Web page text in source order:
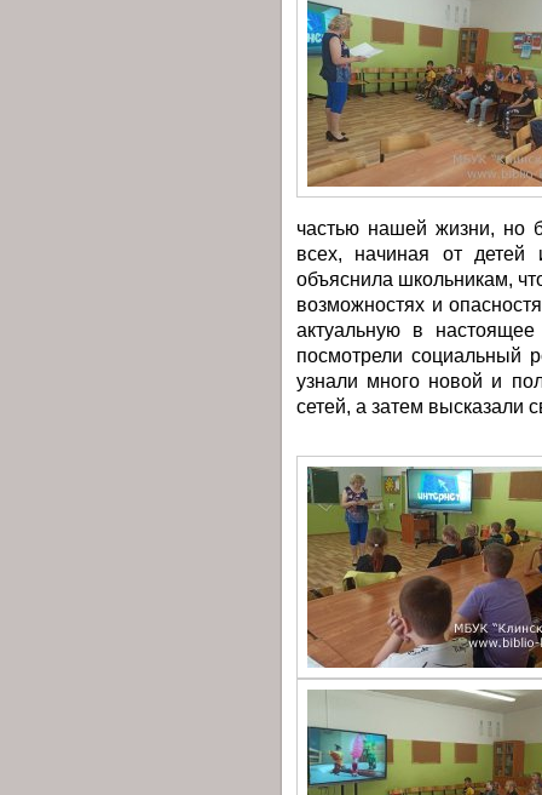
частью нашей жизни, но
всех, начиная от детей
объяснила школьникам,
возможностях и
актуальную в настоящее
посмотрели социальный
узнали много новой и
сетей, а затем высказали